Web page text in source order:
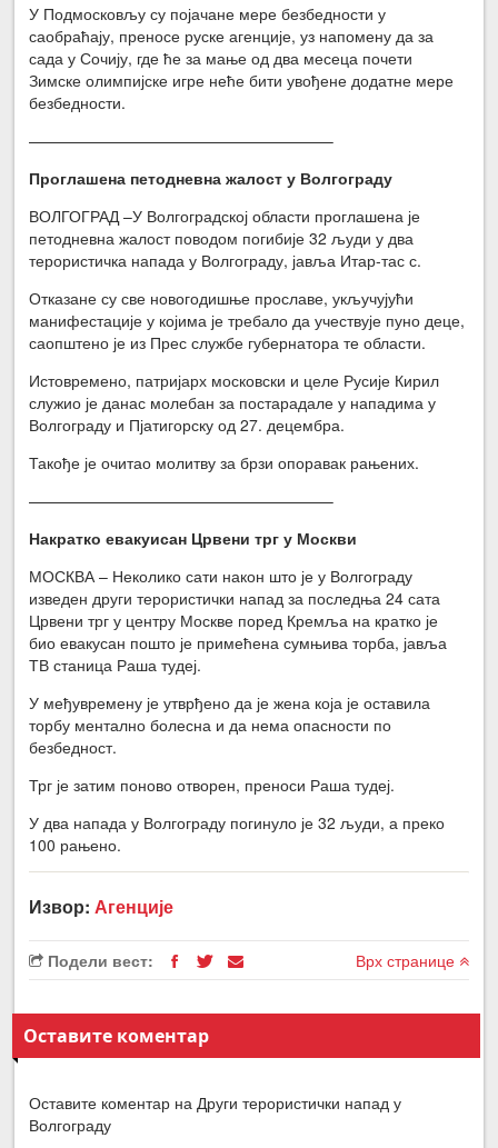
У Подмосковљу су појачане мере безбедности у
саобраћају, преносе руске агенције, уз напомену да за
сада у Сочију, где ће за мање од два месеца почети
Зимске олимпијске игре неће бити увођене додатне мере
безбедности.
———————————————————–
Проглашена петодневна жалост у Волгограду
ВОЛГОГРАД –У Волгоградској области проглашена је
петодневна жалост поводом погибије 32 људи у два
терористичка напада у Волгограду, јавља Итар-тас с.
Отказане су све новогодишње прославе, укључујући
манифестације у којима је требало да учествује пуно деце,
саопштено је из Прес службе губернатора те области.
Истовремено, патријарх московски и целе Русије Кирил
служио је данас молебан за постарадале у нападима у
Волгограду и Пјатигорску од 27. децембра.
Такође је очитао молитву за брзи опоравак рањених.
———————————————————–
Накратко евакуисан Црвени трг у Москви
МОСКВА – Неколико сати након што је у Волгограду
изведен други терористички напад за последња 24 сата
Црвени трг у центру Москве поред Кремља на кратко је
био евакусан пошто је примећена сумњива торба, јавља
ТВ станица Раша тудеј.
У међувремену је утврђено да је жена која је оставила
торбу ментално болесна и да нема опасности по
безбедност.
Трг је затим поново отворен, преноси Раша тудеј.
У два напада у Волгограду погинуло је 32 људи, а преко
100 рањено.
Извор:Агенције
Подели вест: Врх странице
Оставите коментар
Оставите коментар на Други терористички напад у
Волгограду